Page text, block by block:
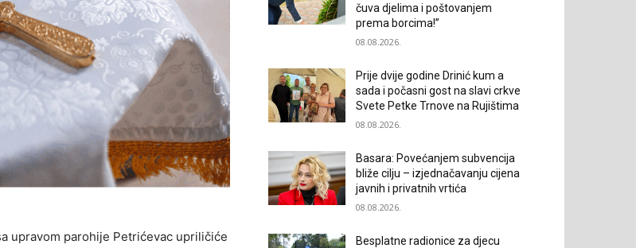
upravom parohije Petrićevac upriličiće
čuva djelima i poštovanjem
prema borcima!”
08.08.2026.
Prije dvije godine Drinić kum a
sada i počasni gost na slavi crkve
Svete Petke Trnove na Rujištima
08.08.2026.
Basara: Povećanjem subvencija
bliže cilju – izjednačavanju cijena
javnih i privatnih vrtića
08.08.2026.
Besplatne radionice za djecu